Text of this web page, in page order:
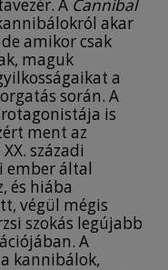
A Cannibal
akar
amikor csak
maguk
a
során. A
is
ment az
századi
ember által
és hiába
végül mégis
szokás legújabb
A
kannibálok,